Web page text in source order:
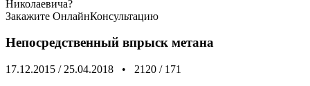
Николаевича?
Закажите ОнлайнКонсультацию
Непосредственный впрыск метана
17.12.2015 / 25.04.2018 • 2120 / 171